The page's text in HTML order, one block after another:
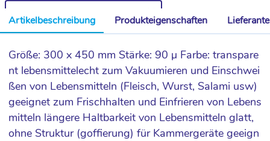
Artikelbeschreibung Produkteigenschaften
Größe: 300 x 450 mm Stärke: 90 µ Farbe: transpare
nt lebensmittelecht zum Vakuumieren und Einschwei
ßen von Lebensmitteln (Fleisch, Wurst, Salami usw)
geeignet zum Frischhalten und Einfrieren von Lebens
mitteln längere Haltbarkeit von Lebensmitteln glatt,
ohne Struktur (goffierung) für Kammergeräte geeign